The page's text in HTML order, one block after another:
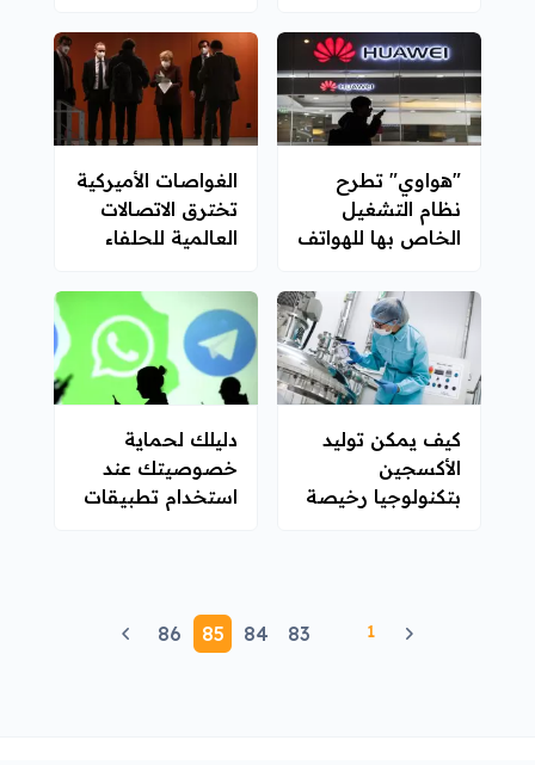
"هواوي" تطرح
نظام التشغيل
الخاص بها للهواتف
الغواصات الأميركية
تخترق الاتصالات
العالمية للحلفاء
كيف يمكن توليد
الأكسجين
بتكنولوجيا رخيصة
دليلك لحماية
خصوصيتك عند
استخدام تطبيقات
1
83
84
85
86